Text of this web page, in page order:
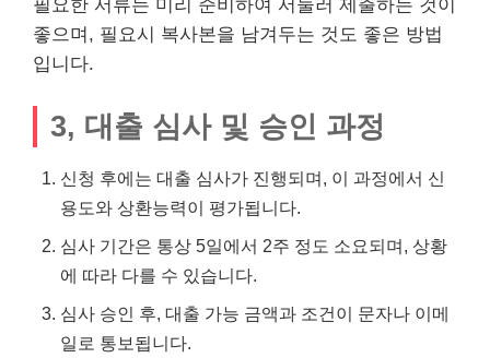
필요한 서류는 미리 준비하여 서둘러 제출하는 것이
좋으며, 필요시 복사본을 남겨두는 것도 좋은 방법
입니다.
3, 대출 심사 및 승인 과정
신청 후에는 대출 심사가 진행되며, 이 과정에서 신
용도와 상환능력이 평가됩니다.
심사 기간은 통상 5일에서 2주 정도 소요되며, 상황
에 따라 다를 수 있습니다.
심사 승인 후, 대출 가능 금액과 조건이 문자나 이메
일로 통보됩니다.